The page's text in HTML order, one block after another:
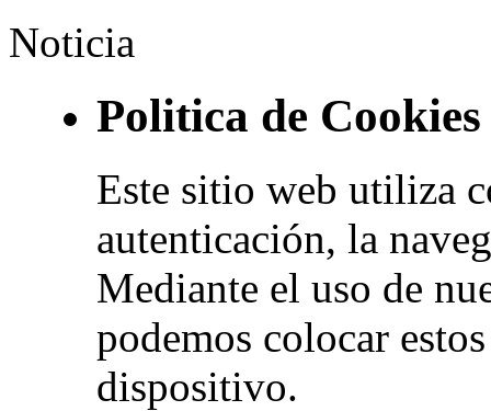
Noticia
Politica de Cookies
Este sitio web utiliza
autenticación, la
Mediante el uso de
podemos colocar
dispositivo.